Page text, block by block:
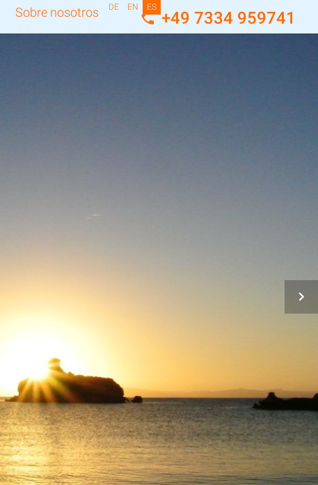
Sobre nosotros +49 7334 959741
DE EN ES